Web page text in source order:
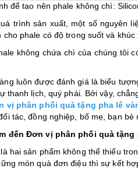
để tạo nên phale không chì:
trình sản xuất, một số nguyên
cho phale có độ trong suốt và
không chứa chì của chúng tôi
luôn được đánh giá là biểu
thanh lịch, quý phái. Bởi vậy,
vị phân phối quà tặng pha lê
tác, đồng nghiệp, bố mẹ, bạn bè
đến Đơn vị phân phối quà tặng
hai sản phẩm không thể thiếu
món quà đơn điệu thì sự kết